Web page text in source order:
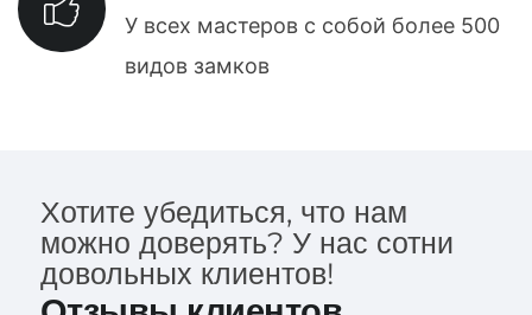
У всех мастеров с собой более 500
видов замков
Хотите убедиться, что нам
можно доверять? У нас сотни
довольных клиентов!